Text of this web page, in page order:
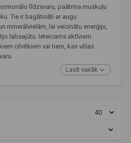
līdzsvaru, paātrina muskuļu
Tie ir bagātināti ar augu
minerālvielām, lai veicinātu enerģiju,
labsajūtu. Ieteicams aktīviem
cilvēkiem vai tiem, kas vēlas
Lasīt vairāk